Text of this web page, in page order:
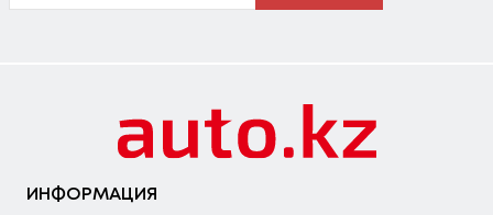
ИНФОРМАЦИЯ